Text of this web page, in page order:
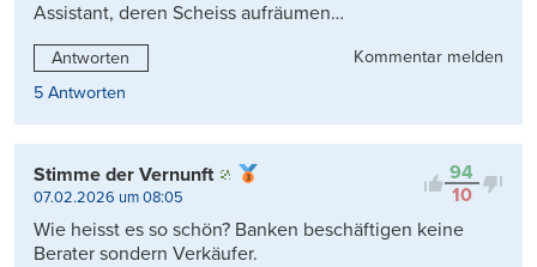
Assistant, deren Scheiss aufräumen…
Antworten
Kommentar melden
5 Antworten
94
10
Stimme der Vernunft
07.02.2026 um 08:05
Wie heisst es so schön? Banken beschäftigen keine
Berater sondern Verkäufer.